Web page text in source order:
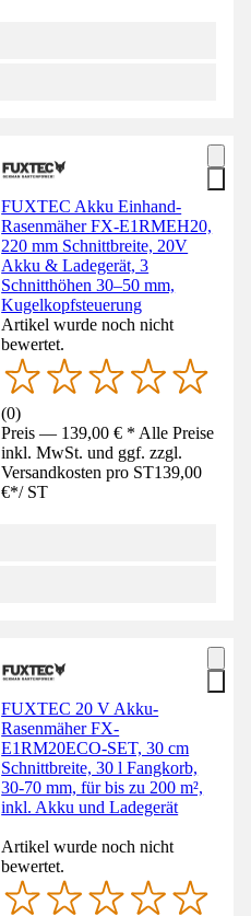
FUXTEC Akku Einhand-
Rasenmäher FX-E1RMEH20,
220 mm Schnittbreite, 20V
Akku & Ladegerät, 3
Schnitthöhen 30–50 mm,
Kugelkopfsteuerung
Artikel wurde noch nicht
bewertet.
(0)
Preis — 139,00 € * Alle Preise
inkl. MwSt. und ggf. zzgl.
Versandkosten pro ST139,00
€*/ ST
FUXTEC 20 V Akku-
Rasenmäher FX-
E1RM20ECO-SET, 30 cm
Schnittbreite, 30 l Fangkorb,
30-70 mm, für bis zu 200 m²,
inkl. Akku und Ladegerät
Artikel wurde noch nicht
bewertet.